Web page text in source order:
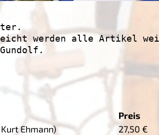
werden alle Artikel
Preis
Ehmann)
27,50 €